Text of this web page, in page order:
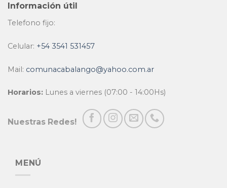
Información útil
Telefono fijo:
Celular: +54 3541 531457
Mail: comunacabalango@yahoo.com.ar
Horarios: Lunes a viernes (07:00 - 14:00Hs)
Nuestras Redes!
MENÚ